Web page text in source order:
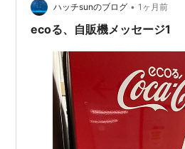
ハッチsunのブログ • 1ヶ月前
ecoる、自販機メッセージ1